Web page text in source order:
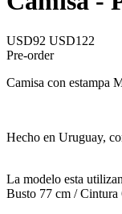
USD92 USD122
Pre-order
Camisa con estampa
Hecho en Uruguay,
La modelo esta
Busto 77 cm / Cintura